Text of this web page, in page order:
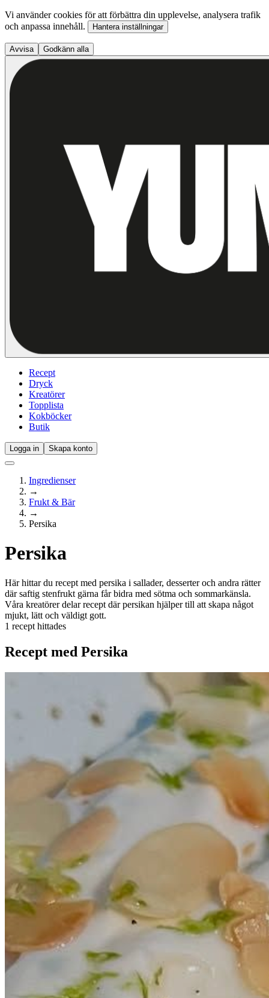
Vi använder cookies för att förbättra din upplevelse, analysera trafik
och anpassa innehåll.
Hantera inställningar
Avvisa Godkänn alla
Recept
Dryck
Kreatörer
Topplista
Kokböcker
Butik
Logga in Skapa konto
Ingredienser
→
Frukt & Bär
→
Persika
Persika
Här hittar du recept med persika i sallader, desserter och andra rätter
där saftig stenfrukt gärna får bidra med sötma och sommarkänsla.
Våra kreatörer delar recept där persikan hjälper till att skapa något
mjukt, lätt och väldigt gott.
1 recept hittades
Recept med Persika